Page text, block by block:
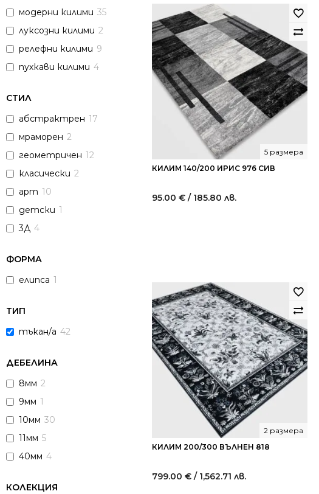
модерни килими 35
луксозни килими 2
релефни килими 9
пухкави килими 4
СТИЛ
абстрактрен 17
мраморен 2
геометричен 12
класически 2
арт 10
детски 1
3Д 4
ФОРМА
елипса 1
ТИП
тъкан/а 42
ДЕБЕЛИНА
8мм 2
9мм 1
10мм 30
11мм 5
40мм 4
КОЛЕКЦИЯ
КИЛИМ 140/200 ИРИС 976 СИВ
5 размера
95.00 € / 185.80 лв.
КИЛИМ 200/300 ВЪЛНЕН 818
2 размера
799.00 € / 1,562.71 лв.